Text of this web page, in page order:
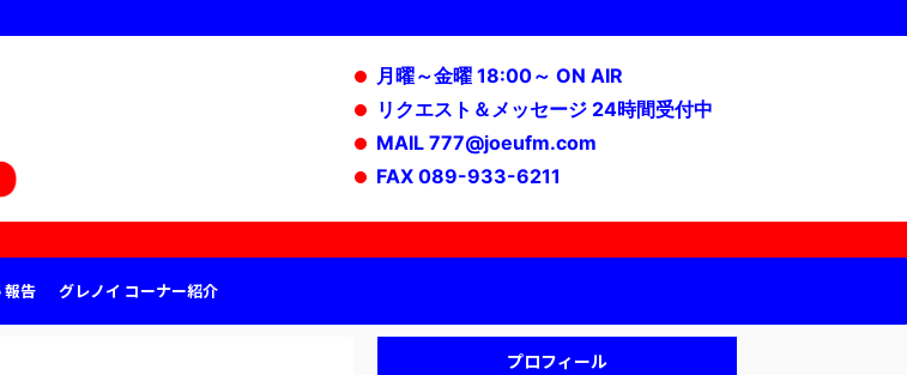
月曜～金曜 18:00～ ON AIR
リクエスト＆メッセージ 24時間受付中
MAIL 777@joeufm.com
FAX 089-933-6211
報告 グレノイ コーナー紹介
プロフィール